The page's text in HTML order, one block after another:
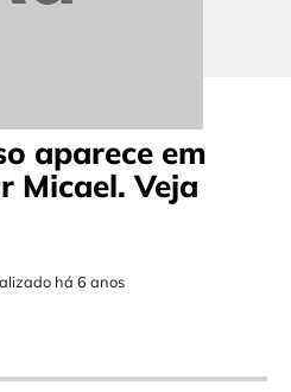
aparece em
Micael. Veja
há 6 anos